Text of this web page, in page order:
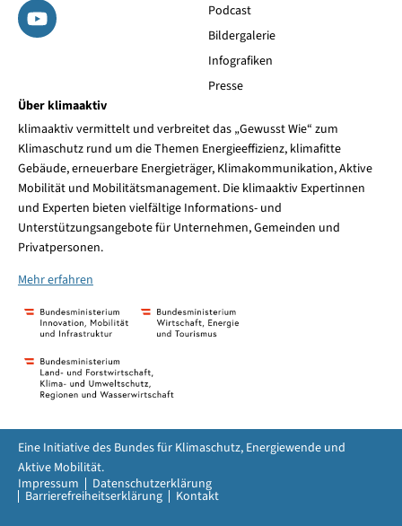
Podcast
Bildergalerie
Infografiken
Presse
Über klimaaktiv
klimaaktiv vermittelt und verbreitet das „Gewusst Wie“ zum
Klimaschutz rund um die Themen Energieeffizienz, klimafitte
Gebäude, erneuerbare Energieträger, Klimakommunikation, Aktive
Mobilität und Mobilitätsmanagement. Die klimaaktiv Expertinnen
und Experten bieten vielfältige Informations- und
Unterstützungsangebote für Unternehmen, Gemeinden und
Privatpersonen.
Mehr erfahren
Impressum Datenschutzerklärung
Barrierefreiheitserklärung Kontakt
Eine Initiative des Bundes für Klimaschutz, Energiewende und
Aktive Mobilität.